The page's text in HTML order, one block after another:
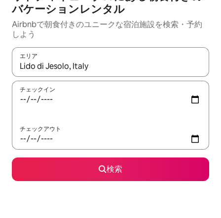
バケーションレンタル
Airbnbで朝食付きのユニークな宿泊施設を検索・予約
しよう
エリア
検索結果が表示されたら、上下の矢印キーを使って移動するか
チェックイン
チェックアウト
検索